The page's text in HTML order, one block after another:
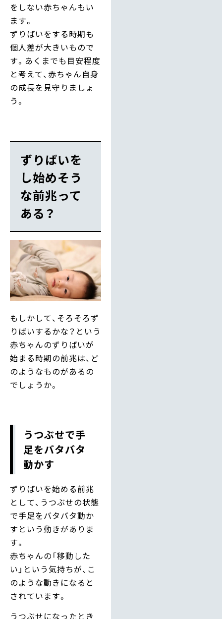
をしない赤ちゃんもい
ます。
ずりばいをする時期も
個人差が大きいもので
す。あくまでも目安程度
と考えて、赤ちゃん自身
の成長を見守りましょ
う。
ずりばいを
し始めそう
な前兆って
ある？
もしかして、そろそろず
りばいするかな？という
赤ちゃんのずりばいが
始まる時期の前兆は、ど
のようなものがあるの
でしょうか。
うつぶせで手
足をバタバタ
動かす
ずりばいを始める前兆
として、うつぶせの状態
で手足をバタバタ動か
すという動きがありま
す。
赤ちゃんの「移動した
い」という気持ちが、こ
のような動きになると
されています。
うつぶせになったとき